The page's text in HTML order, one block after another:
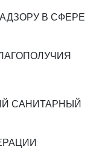
В СФЕРЕ
САНИТАРНЫЙ